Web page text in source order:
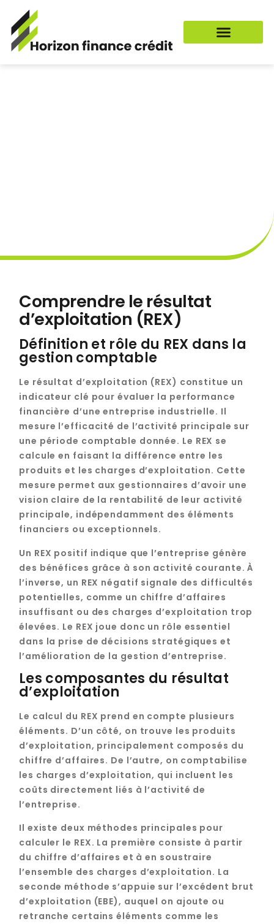
Comprendre le résultat
d’exploitation (REX)
Définition et rôle du REX dans la
gestion comptable
Le résultat d’exploitation (REX) constitue un
indicateur clé pour évaluer la performance
financière d’une entreprise industrielle. Il
mesure l’efficacité de l’activité principale sur
une période comptable donnée. Le REX se
calcule en faisant la différence entre les
produits et les charges d’exploitation. Cette
mesure permet aux gestionnaires d’avoir une
vision claire de la rentabilité de leur activité
principale, indépendamment des éléments
financiers ou exceptionnels.
Un REX positif indique que l’entreprise génère
des bénéfices grâce à son activité courante. À
l’inverse, un REX négatif signale des difficultés
potentielles, comme un chiffre d’affaires
insuffisant ou des charges d’exploitation trop
élevées. Le REX joue donc un rôle essentiel
dans la prise de décisions stratégiques et
l’amélioration de la gestion d’entreprise.
Les composantes du résultat
d’exploitation
Le calcul du REX prend en compte plusieurs
éléments. D’un côté, on trouve les produits
d’exploitation, principalement composés du
chiffre d’affaires. De l’autre, on comptabilise
les charges d’exploitation, qui incluent les
coûts directement liés à l’activité de
l’entreprise.
Il existe deux méthodes principales pour
calculer le REX. La première consiste à partir
du chiffre d’affaires et à en soustraire
l’ensemble des charges d’exploitation. La
seconde méthode s’appuie sur l’excédent brut
d’exploitation (EBE), auquel on ajoute ou
retranche certains éléments comme les